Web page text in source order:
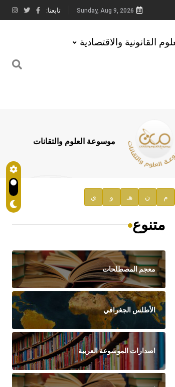
Sunday, Aug 9, 2026 تابعنا:
القانونية والاقتصادية
موسوعة العلوم والتقانات
م ن هـ و ي
متنوع
معجم المصطلحات
الأطلس الجغرافي
اصدارات الموسوعة العربية